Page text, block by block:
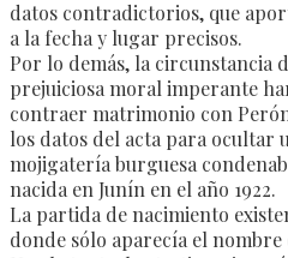
datos contradictorios, que
a la fecha y lugar precisos.
Por lo demás, la circunstancia
prejuiciosa moral imperante
contraer matrimonio con
los datos del acta para ocultar
mojigatería burguesa
nacida en Junín en el año 1922.
La partida de nacimiento
donde sólo aparecía el